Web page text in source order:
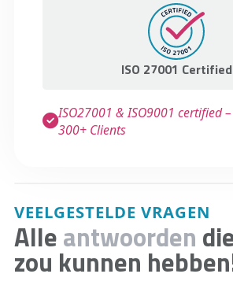
ISO 27001 Certified
ISO27001 & ISO9001 certified
300+ Clients
VEELGESTELDE VRAGEN
Alleantwoorden
zou kunnen